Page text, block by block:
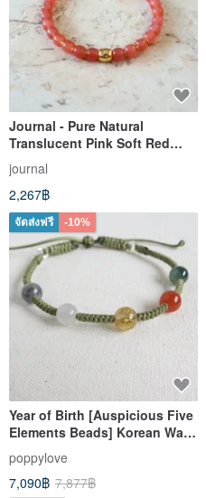
Journal - Pure Natural
Translucent Pink Soft Red
Agate Straight Cut Old Style
Bracelet
journal
2,267฿
จัดส่งฟรี -10%
Year of Birth [Auspicious Five
Elements Beads] Korean Wax
Cord Bracelet *SJ52* Attracts
Wealth, Wards Off Evil,
Protects Against Petty People
poppylove
7,090฿ 7,877฿